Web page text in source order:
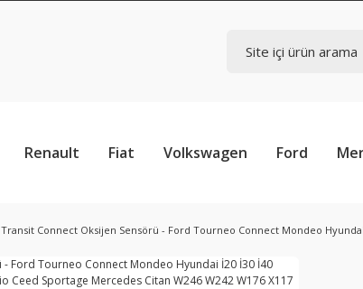
Renault Fiat Volkswagen Ford
Transit Connect Oksijen Sensörü - Ford Tourneo Connect Mondeo Hyundai